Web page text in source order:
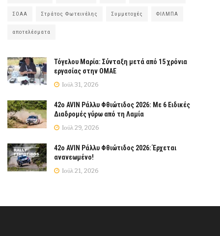
ΣΟΑΑ Στράτος Φωτεινέλης Συμμετοχές ΦΙΛΜΠΑ
αποτελέσματα
Τόγελου Μαρία: Σύνταξη μετά από 15 χρόνια
εργασίας στην ΟΜΑΕ
Ιούλ 31, 2026
42ο AVIN Ράλλυ Φθιώτιδος 2026: Με 6 Ειδικές
Διαδρομές γύρω από τη Λαμία
Ιούλ 29, 2026
42ο AVIN Ράλλυ Φθιώτιδος 2026: Έρχεται
ανανεωμένο!
Ιούλ 21, 2026